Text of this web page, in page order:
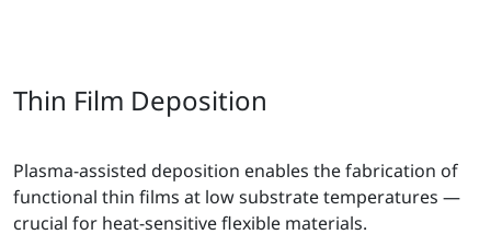
Thin Film Deposition
Plasma-assisted deposition enables the fabrication of
functional thin films at low substrate temperatures —
crucial for heat-sensitive flexible materials.